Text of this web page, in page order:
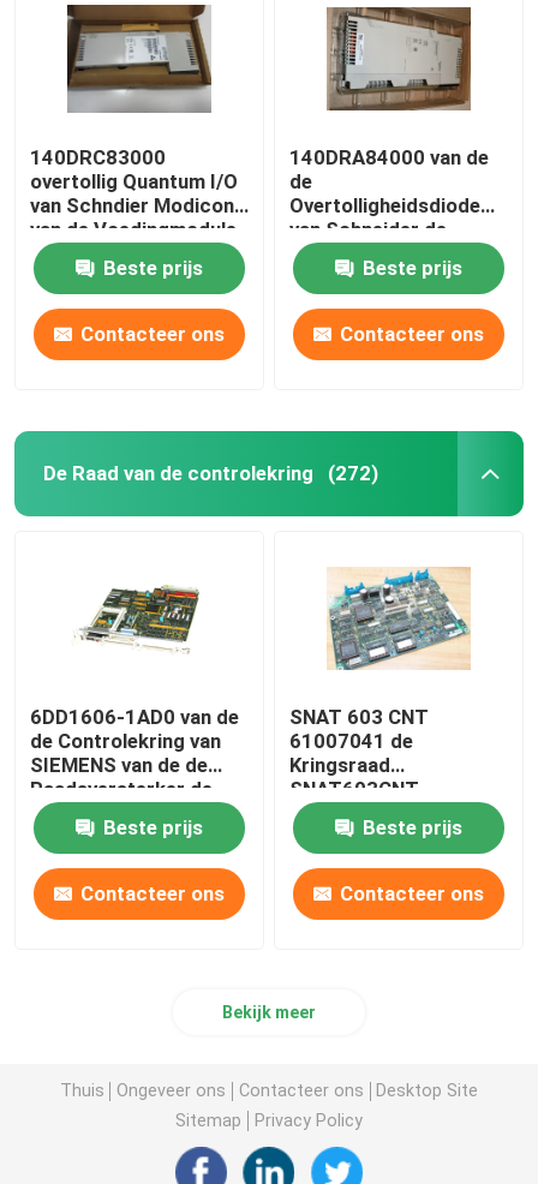
140DRC83000
overtollig Quantum I/O
van Schndier Modicon
van de Voedingmodule
Beste prijs
Contacteer ons
140DRA84000 van de
de
Overtolligheidsdiode
van Schneider de
Module Modicon 16
Afzonderlijke Output
Beste prijs
Contacteer ons
De Raad van de controlekring (272)
6DD1606-1AD0 van de
de Controlekring van
SIEMENS van de de
Raadsversterker de
Kringsraad PT20M
32MHz Beste prijs
Contacteer ons
SNAT 603 CNT
61007041 de
Kringsraad
SNAT603CNT
57618078 van de
Controledrager
Beste prijs
Contacteer ons
Bekijk meer
Thuis Ongeveer ons Contacteer ons
Desktop Site
Sitemap
Privacy Policy